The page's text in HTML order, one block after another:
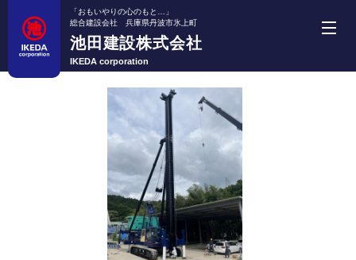
「おもいやりの心のもと…」
総合建設会社 兵庫県丹波市氷上町
池田建設株式会社
IKEDA corporation
池田建設株式会社
事業紹介
機械・車両紹介
施工実績